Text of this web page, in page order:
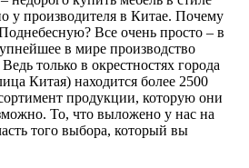
у производителя в Китае. Почему
Все очень просто – в
в мире производство
только в окрестностях города
Китая) находится более 2500
продукции, которую они
То, что выложено у нас на
того выбора, который вы